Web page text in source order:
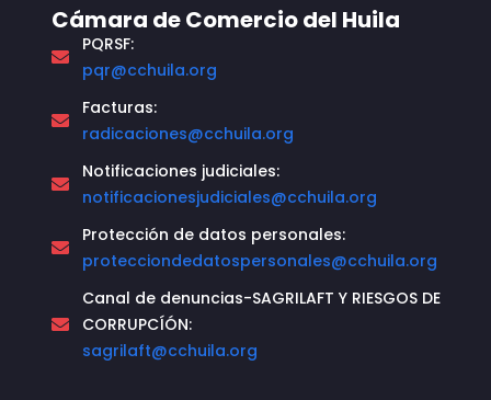
Cámara de Comercio del Huila
PQRSF:
pqr@cchuila.org
Facturas:
radicaciones@cchuila.org
Notificaciones judiciales:
notificacionesjudiciales@cchuila.org
Protección de datos personales:
protecciondedatospersonales@cchuila.org
Canal de denuncias-SAGRILAFT Y RIESGOS DE
CORRUPCÍÓN:
sagrilaft@cchuila.org